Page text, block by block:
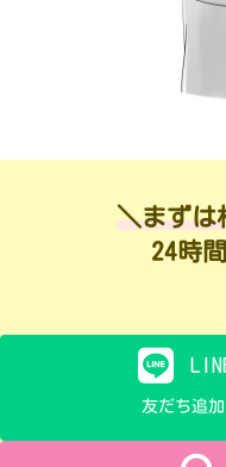
＼まずは
24時
友だち追